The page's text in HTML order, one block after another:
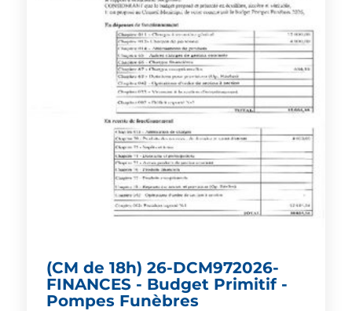
(CM de 18h) 26-DCM972026-
FINANCES - Budget Primitif -
Pompes Funèbres